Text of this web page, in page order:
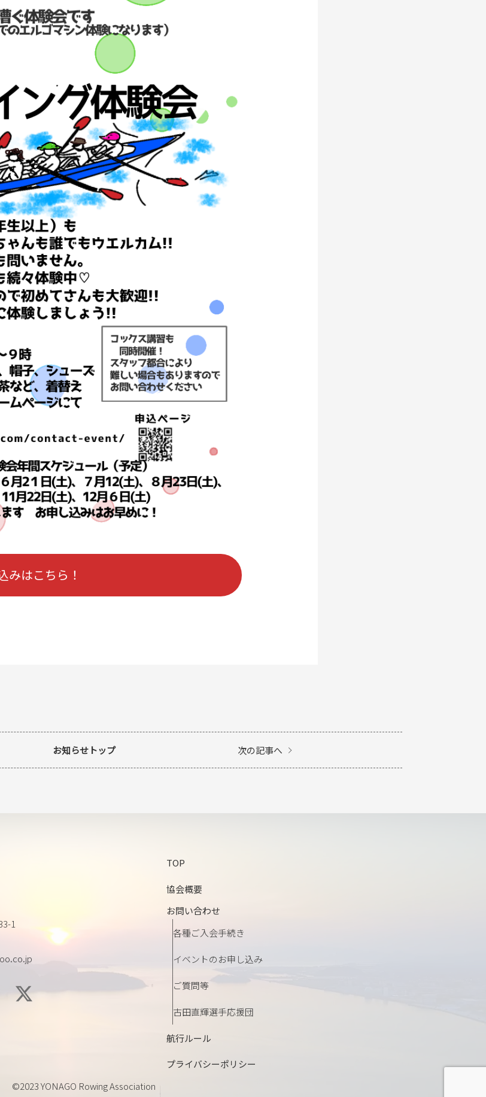
みはこちら！
お知らせトップ 次の記事へ
1
TOP
協会概要
お問い合わせ
各種ご入会手続き
イベントのお申し込み
ご質問等
古田直輝選手応援団
航行ルール
プライバシーポリシー
©2023 YONAGO Rowing Association